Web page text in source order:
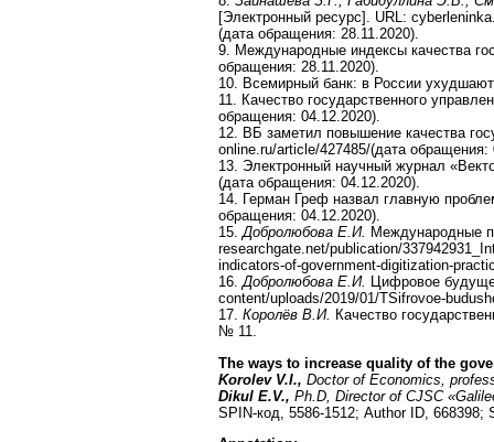
[Электронный ресурс]. URL:
(дата обращения: 28.11.2020).
9. Международные индексы качества
обращения: 28.11.2020).
10. Всемирный банк: в России
11. Качество государственного
обращения: 04.12.2020).
12. ВБ заметил повышение качества
online.ru/article/427485/(дата обращения:
13. Электронный научный журнал
(дата обращения: 04.12.2020).
14. Герман Греф назвал главную
обращения: 04.12.2020).
15.Добролюбова Е.И. Международные
researchgate.net/publication/
indicators-of-government-digitization-
16.Добролюбова Е.И. Цифровое
content/uploads/2019/01/TSifrovoe-
17. Королёв В.И. Качество
№ 11.
The ways to increase quality of the
Korolev V.I., Doctor of Economics,
Dikul E.V., Ph.D, Director of CJSC
SPIN-код, 5586-1512; Author ID,